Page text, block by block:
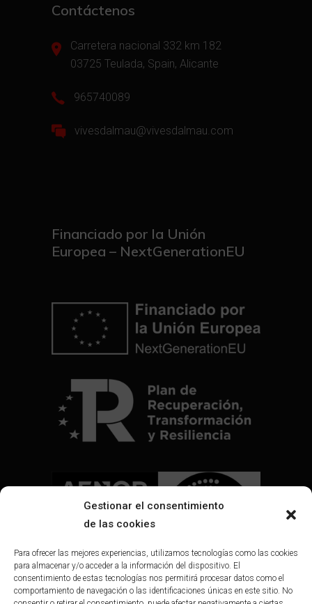
Gestionar el consentimiento
de las cookies
Para ofrecer las mejores experiencias, utilizamos tecnologías como las cookies
para almacenar y/o acceder a la información del dispositivo. El
consentimiento de estas tecnologías nos permitirá procesar datos como el
comportamiento de navegación o las identificaciones únicas en este sitio. No
Contáctenos
Carretera nacional 332 km 182
03725 Teulada, Spain, Alicante
965740089
vivesdalmau@vivesdalmau.com
Financiado por la Unión
Europea – NextGenerationEU